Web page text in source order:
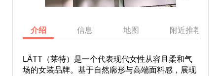
介绍 信息 地图 附近推荐景点
LÄTT（莱特）是一个代表现代女性从容且柔和气
场的女装品牌。基于自然廓形与高端面料感，展现